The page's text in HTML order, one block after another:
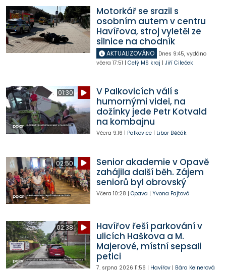
Motorkář se srazil s
osobním autem v centru
Havířova, stroj vyletěl ze
silnice na chodník
AKTUALIZOVÁNO Dnes 9:45, vydáno
včera 17:51 | Celý MS kraj | Jiří Cileček
01:30
V Palkovicích válí s
humornými videi, na
dožínky jede Petr Kotvald
na kombajnu
Včera 9:16 | Palkovice| Libor Běčák
02:50
Senior akademie v Opavě
zahájila další běh. Zájem
seniorů byl obrovský
Včera 10:28 | Opava | Yvona Fajtová
02:38
Havířov řeší parkování v
ulicích Haškova a M.
Majerové, místní sepsali
petici
7. srpna 2026 11:56 | Havířov| Bára Kelnerová